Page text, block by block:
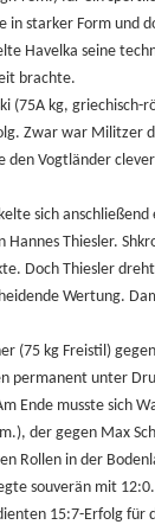
in starker Form und
Havelka seine
brachte.
(75A kg, griechisch-
Zwar war Militzer
den Vogtländer
sich
Hannes Thiesler.
Doch Thiesler
Wertung.
(75 kg Freistil)
permanent unter
Ende musste sich
der gegen Max
Rollen in der
souverän mit 12:0.
15:7-Erfolg für